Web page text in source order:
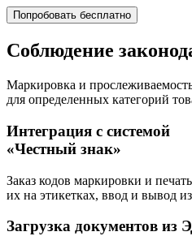
Попробовать бесплатно
Соблюдение
Маркировка и
для определенных категорий
Интеграция с системой
«Честный знак»
Заказ кодов маркировки и печать
их на этикетках, ввод и вывод
Загрузка документов из